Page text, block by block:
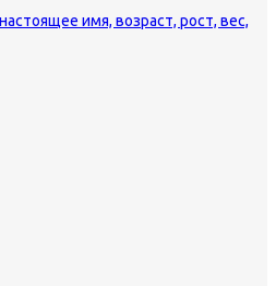
имя, возраст, рост, вес,